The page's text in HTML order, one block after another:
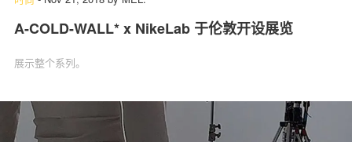
A-COLD-WALL* x NikeLab 于伦敦开设展览
展示整个系列。